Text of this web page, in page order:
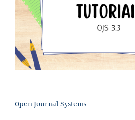
Open Journal Systems